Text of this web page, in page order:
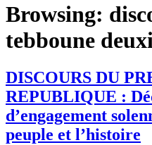
Browsing:
tebboune
DISCOURS DU
REPUBLIQUE :
d’engagement
peuple et l’histoire